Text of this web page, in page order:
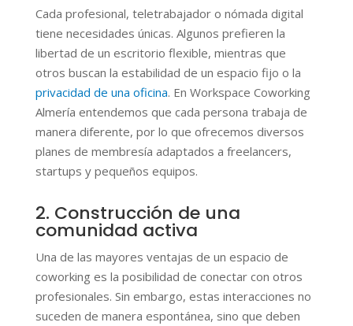
Cada profesional, teletrabajador o nómada digital
tiene necesidades únicas. Algunos prefieren la
libertad de un escritorio flexible, mientras que
otros buscan la estabilidad de un espacio fijo o la
privacidad de una oficina. En Workspace Coworking
Almería entendemos que cada persona trabaja de
manera diferente, por lo que ofrecemos diversos
planes de membresía adaptados a freelancers,
startups y pequeños equipos.
2. Construcción de una
comunidad activa
Una de las mayores ventajas de un espacio de
coworking es la posibilidad de conectar con otros
profesionales. Sin embargo, estas interacciones no
suceden de manera espontánea, sino que deben